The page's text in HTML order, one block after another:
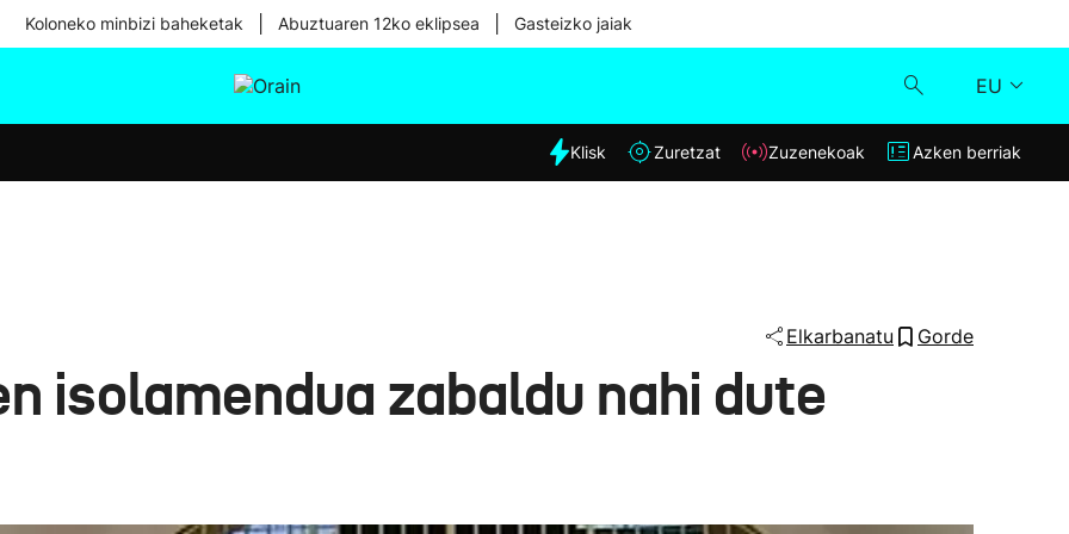
Koloneko minbizi baheketak Abuztuaren 12ko eklipsea Gasteizko jaiak
EU
Eguraldia
Klisk
Klisk Zuretzat Zuzenekoak Azken berriak
Elkarbanatu Gorde
isolamendua zabaldu nahi dute